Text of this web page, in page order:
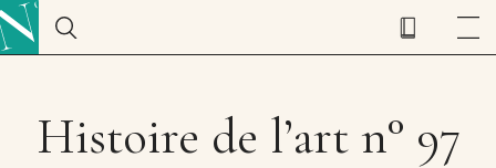
Histoire de l’art n° 97